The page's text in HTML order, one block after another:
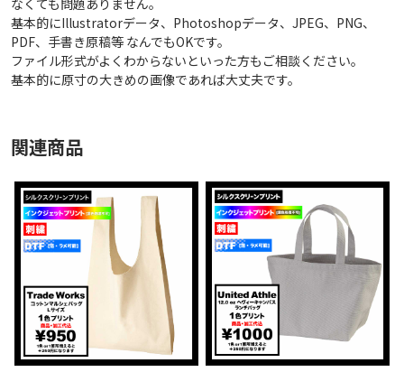
基本的にIllustratorデータ、Photoshopデータ、JPEG、PNG、
PDF、手書き原稿等 なんでもOKです。
ファイル形式がよくわからないといった方もご相談ください。
基本的に原寸の大きめの画像であれば大丈夫です。
関連商品